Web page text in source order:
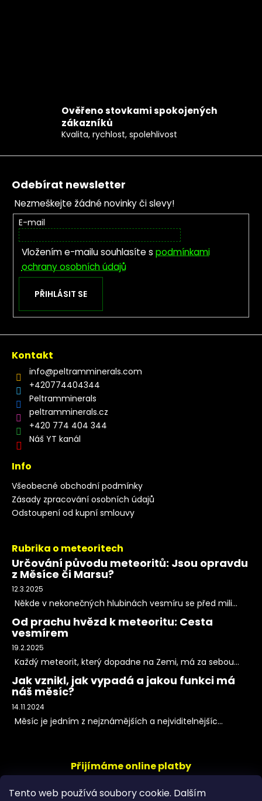
Tento web používá soubory cookie. Dalším
Ověřeno stovkami spokojených
zákazníků
Kvalita, rychlost, spolehlivost
Zápatí
Odebírat newsletter
Nezmeškejte žádné novinky či slevy!
E-mail
Vložením e-mailu souhlasíte s podmínkami
ochrany osobních údajů
PŘIHLÁSIT SE
Kontakt
info@peltramminerals.com
+420774404344
Peltramminerals
peltramminerals.cz
+420 774 404 344
Náš YT kanál
Info
Všeobecné obchodní podmínky
Zásady zpracování osobních údajů
Odstoupení od kupní smlouvy
Rubrika o meteoritech
Určování původu meteoritů: Jsou opravdu
z Měsíce či Marsu?
12.3.2025
Někde v nekonečných hlubinách vesmíru se před mili...
Od prachu hvězd k meteoritu: Cesta
vesmírem
19.2.2025
Každý meteorit, který dopadne na Zemi, má za sebou...
Jak vznikl, jak vypadá a jakou funkci má
náš měsíc?
14.11.2024
Měsíc je jedním z nejznámějších a nejviditelnějšíc...
Přijímáme online platby